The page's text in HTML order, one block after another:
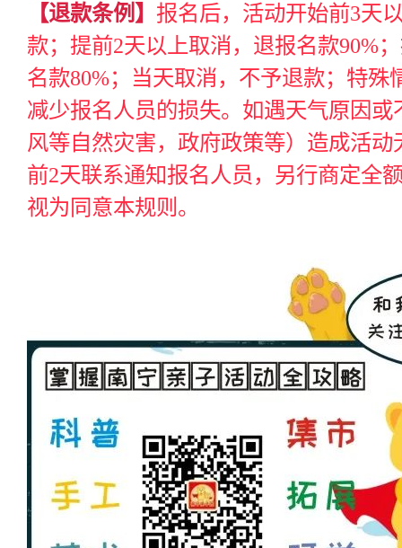
【退款条例】 报名后，活动开始前3天
款；提前2天以上取消，退报名款90%
名款80%；当天取消，不予退款；特殊
减少报名人员的损失。如遇天气原因
风等自然灾害，政府政策等）造成活
前2天联系通知报名人员，另行商定全
视为同意本规则。